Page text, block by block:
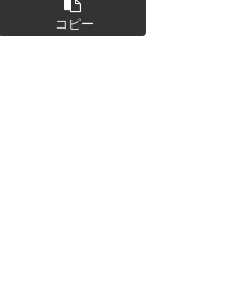
コピー